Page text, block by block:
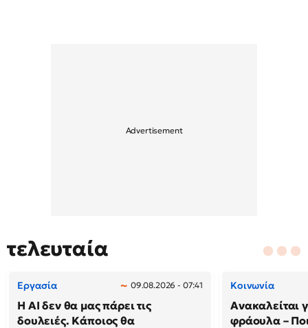
τελευταία
Εργασία 09.08.2026 - 07:41
Η AI δεν θα μας πάρει τις
δουλειές. Κάποιος θα
Κοινωνία
Ανακαλείται
φράουλα –